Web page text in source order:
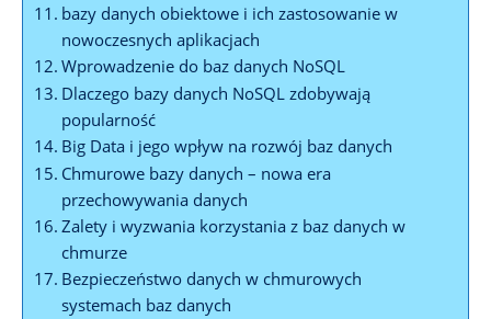
bazy⁤ danych ​obiektowe i ich zastosowanie w‌
nowoczesnych aplikacjach
Wprowadzenie do baz danych NoSQL
Dlaczego bazy ‌danych NoSQL ⁢zdobywają
popularność
Big⁣ Data i⁣ jego wpływ na rozwój baz danych
Chmurowe bazy danych⁤ – nowa era
przechowywania danych
Zalety i wyzwania⁢ korzystania z baz danych w
chmurze
Bezpieczeństwo danych ​w chmurowych
systemach baz⁤ danych